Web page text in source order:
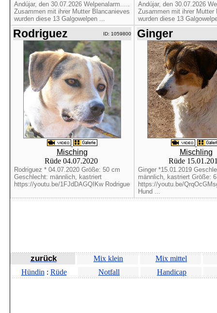
Andújar, den 30.07.2026 Welpenalarm.....
Zusammen mit ihrer Mutter Blancanieves
wurden diese 13 Galgowelpen ...
Andújar, den 30.07.2026
Zusammen mit ihrer Mutter
wurden diese 13
Rodriguez ID: 1059800
Misching
Rüde 04.07.2020
Rodriguez * 04.07.2020 Größe: 50 cm
Geschlecht: männlich, kastriert
https://youtu.be/1FJdDAGQIKw Rodrigue
Ginger
Mischling
Rüde
Ginger *15.01.2019
männlich, kastriert Größe:
https://youtu.be/
Hund ...
zurück Mix klein
Mix mittel
Hündin : Rüde Notfall Handicap